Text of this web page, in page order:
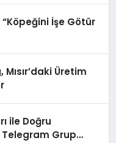
İşe Götür
Üretim
ile Doğru
Telegram Grup